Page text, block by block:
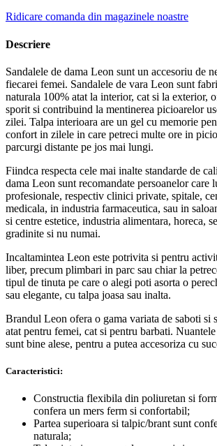
Ridicare comanda din magazinele noastre
Descriere
Sandalele de dama Leon sunt un accesoriu de
fiecarei femei. Sandalele de vara Leon sunt
naturala 100% atat la interior, cat si la exterior,
sporit si contribuind la mentinerea picioarelor
zilei. Talpa interioara are un gel cu memorie
confort in zilele in care petreci multe ore in
parcurgi distante pe jos mai lungi.
Fiindca respecta cele mai inalte standarde de
dama Leon sunt recomandate persoanelor care
profesionale, respectiv clinici private, spitale,
medicala, in industria farmaceutica, sau in
si centre estetice, industria alimentara, horeca,
gradinite si nu numai.
Incaltamintea Leon este potrivita si pentru
liber, precum plimbari in parc sau chiar la
tipul de tinuta pe care o alegi poti asorta o
sau elegante, cu talpa joasa sau inalta.
Brandul Leon ofera o gama variata de saboti si
atat pentru femei, cat si pentru barbati.
sunt bine alese, pentru a putea accesoriza cu
Caracteristici:
Constructia flexibila din poliuretan si
confera un mers ferm si confortabil;
Partea superioara si talpic/brant sunt
naturala;